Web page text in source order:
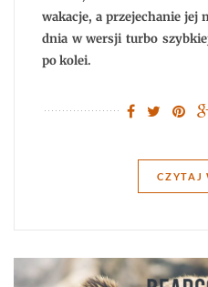
wakacje, a przejechanie jej
dnia w wersji turbo
po kolei.
CZYTAJ